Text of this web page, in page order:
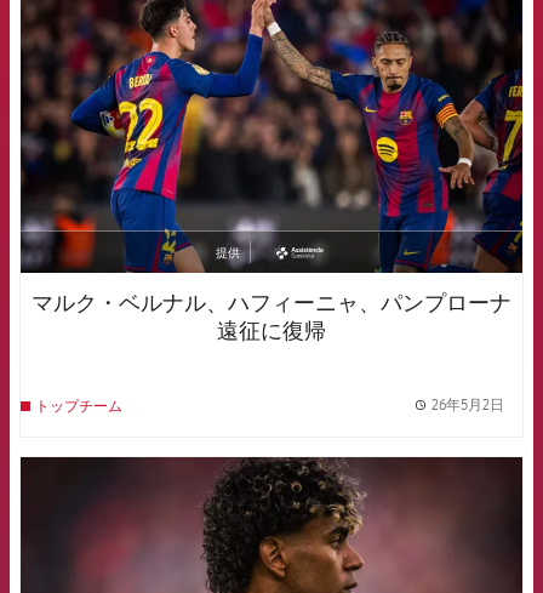
提供
asistencia
マルク・ベルナル、ハフィーニャ、パンプローナ
遠征に復帰
トップチーム 26年5月2日
FCB Barcelona badge